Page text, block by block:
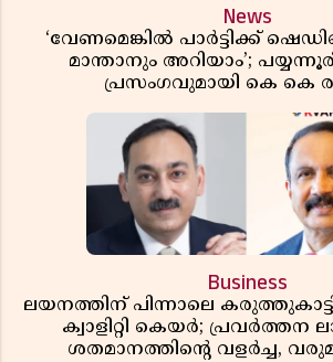
News
‘വേണമെങ്കിൽ പാർട്ടിക്ക്
മാന്താനും അറിയാം’;
പ്രസംഗവുമായി കെ കെ
Business
ലയനത്തിന് പിന്നാലെ
ക്വാളിറ്റി കെയർ; പ്രവർത്തന
ശതമാനത്തിൻ്റെ വളർച്ച,